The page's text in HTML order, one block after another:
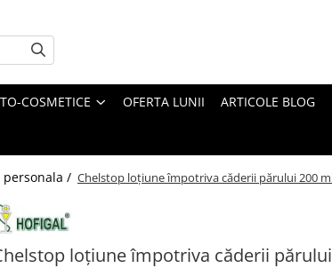
COSMETICE OFERTA LUNII ARTICOLE BLOG
/ Chelstop loțiune împotriva căderii părului 200
loțiune împotriva căderii